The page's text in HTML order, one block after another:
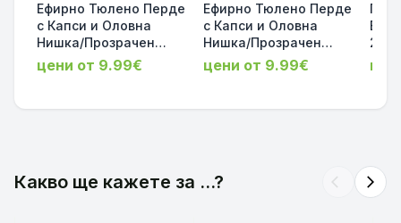
Ефирно Тюлено Перде
с Капси и Оловна
Нишка/Прозрачен
Воал,За тръбен
корниз, Светло
(145,175,225,245
цени от 9.99€
Ефирно Тюлено Перде
с Капси и Оловна
Нишка/Прозрачен
Воал,За тръбен
корниз, Зелена
см / (145,175,225,245
цени от 9.99€
Какво ще кажете за ...? arrow_back_ios arrow_forward_ios